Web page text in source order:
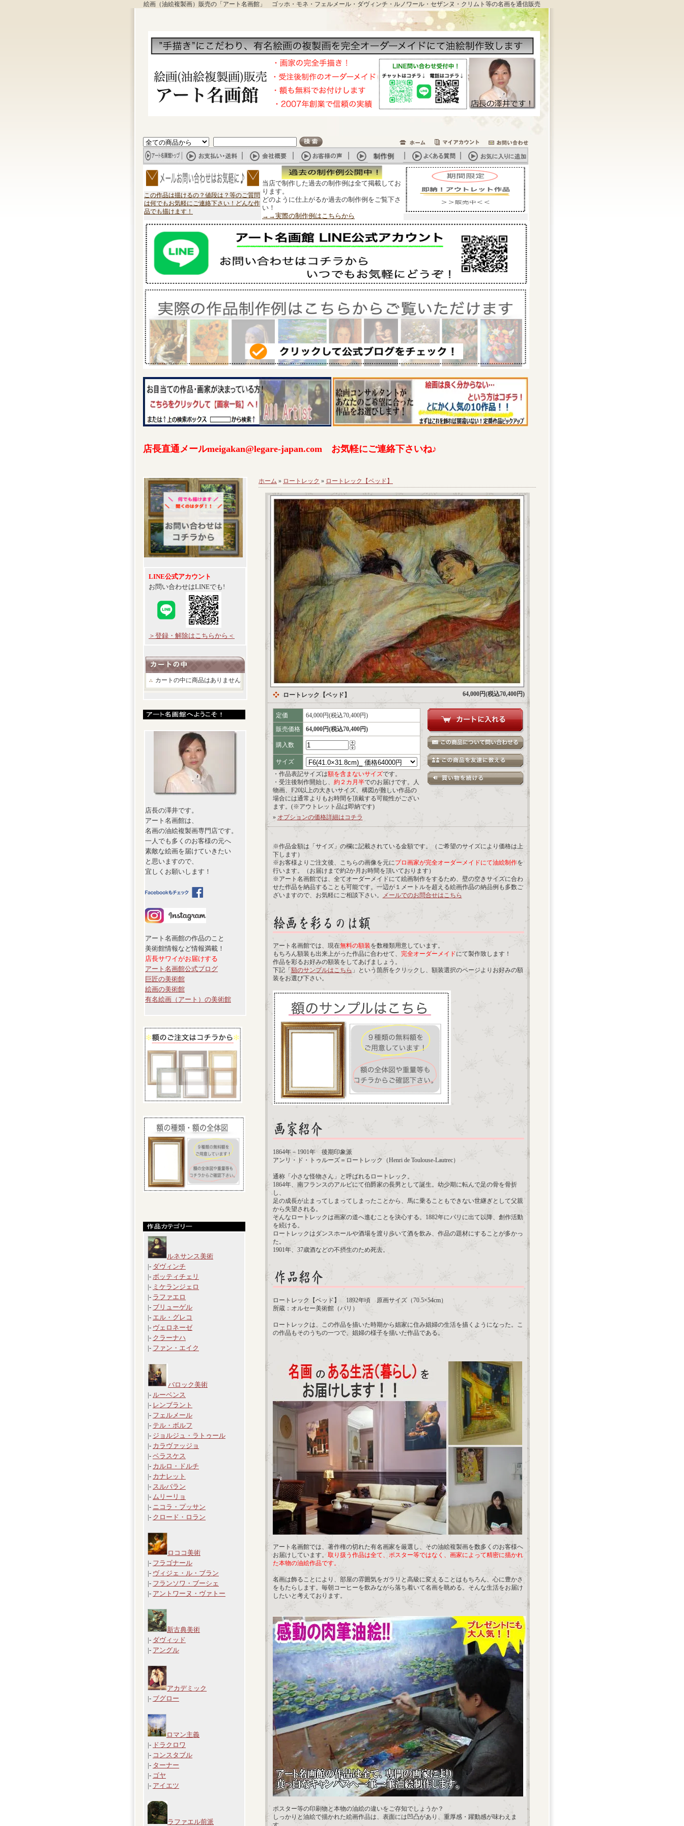
絵画（油絵複製画）販売の「アート名画館」 ゴッホ・モネ・フェルメール・ダヴィンチ・ルノワール・セザンヌ・クリムト等の名画を通信販売
この作品は描けるの？値段は？等のご質問
は何でもお気軽にご連絡下さい！どんな作
品でも描けます！
当店で制作した過去の制作例は全て掲載してお
ります。
どのように仕上がるか過去の制作例をご覧下さ
い！
→→実際の制作例はこちらから
店長直通メールmeigakan@legare-japan.com お気軽にご連絡下さいね♪
LINE公式アカウント
お問い合わせはLINEでも!
＞登録・解除はこちらから＜
カートの中に商品はありません
店長の澤井です。
アート名画館は、
名画の油絵複製画専門店です。
一人でも多くのお客様の元へ
素敵な絵画を届けていきたい
と思いますので、
宜しくお願いします！
アート名画館の作品のこと
美術館情報など情報満載！
店長サワイがお届けする
アート名画館公式ブログ
巨匠の美術館
絵画の美術館
有名絵画（アート）の美術館
ルネサンス美術
|- ダヴィンチ
|- ボッティチェリ
|- ミケランジェロ
|- ラファエロ
|- ブリューゲル
|- エル・グレコ
|- ヴェロネーゼ
|- クラーナハ
|- ファン・エイク
バロック美術
|- ルーベンス
|- レンブラント
|- フェルメール
|- テル・ボルフ
|- ジョルジュ・ラトゥール
|- カラヴァッジョ
|- ベラスケス
|- カルロ・ドルチ
|- カナレット
|- スルバラン
|- ムリーリョ
|- ニコラ・プッサン
|- クロード・ロラン
ロココ美術
|- フラゴナール
|- ヴィジェ・ル・ブラン
|- フランソワ・ブーシェ
|- アントワーヌ・ヴァトー
新古典美術
|- ダヴィッド
|- アングル
アカデミック
|- ブグロー
ロマン主義
|- ドラクロワ
|- コンスタブル
|- ターナー
|- ゴヤ
|- アイエツ
ラファエル前派
ホーム » ロートレック » ロートレック【ベッド】
ロートレック【ベッド】 64,000円(税込70,400円)
定価
64,000円(税込70,400円)
販売価格
64,000円(税込70,400円)
購入数
サイズ
・作品表記サイズは額を含まないサイズです。
・受注後制作開始し、 約２カ月半でのお届けです。人
物画、F20以上の大きいサイズ、構図が難しい作品の
場合には通常よりもお時間を頂戴する可能性がござい
ます。(※アウトレット品は即納です)
» オプションの価格詳細はコチラ
※作品金額は「サイズ」の欄に記載されている金額です。（ご希望のサイズにより価格は上
下します）
※お客様よりご注文後、こちらの画像を元にプロ画家が完全オーダーメイドにて油絵制作を
行います。（お届けまで約2か月お時間を頂いております）
※アート名画館では、全てオーダーメイドにて絵画制作をするため、壁の空きサイズに合わ
せた作品を納品することも可能です。一辺が１メートルを超える絵画作品の納品例も多数ご
ざいますので、お気軽にご相談下さい。
メールでのお問合せはこちら
アート名画館では、現在無料の額装を数種類用意しています。
もちろん額装も出来上がった作品に合わせて、 完全オーダーメイドにて製作致します！
作品を彩るお好みの額装をしてあげましょう。
下記「 額のサンプルはこちら 」という箇所をクリックし、額装選択のページよりお好みの額
装をお選び下さい。
1864年－1901年 後期印象派
アンリ・ド・トゥルーズ＝ロートレック（Henri de Toulouse-Lautrec）
通称「小さな怪物さん」と呼ばれるロートレック。
1864年、南フランスのアルビにて伯爵家の長男として誕生。幼少期に転んで足の骨を骨折
し、
足の成長が止まってしまってしまったことから、馬に乗ることもできない世継ぎとして父親
から失望される。
そんなロートレックは画家の道へ進むことを決心する。1882年にパリに出て以降、創作活動
を続ける。
ロートレックはダンスホールや酒場を渡り歩いて酒を飲み、作品の題材にすることが多かっ
た。
1901年、37歳酒などの不摂生のため死去。
ロートレック【ベッド】 1892年頃 原画サイズ（70.5×54cm）
所蔵：オルセー美術館（パリ）
ロートレックは、この作品を描いた時期から娼家に住み娼婦の生活を描くようになった。こ
の作品もそのうちの一つで、娼婦の様子を描いた作品である。
アート名画館では、著作権の切れた有名画家を厳選し、その油絵複製画を数多くのお客様へ
お届けしています。 取り扱う作品は全て、ポスター等ではなく、画家によって精密に描かれ
た本物の油絵作品です。
名画は飾ることにより、部屋の雰囲気をガラリと高級に変えることはもちろん、心に豊かさ
をもたらします。毎朝コーヒーを飲みながら落ち着いて名画を眺める。そんな生活をお届け
したいと考えております。
ポスター等の印刷物と本物の油絵の違いをご存知でしょうか？
しっかりと油絵で描かれた絵画作品は、表面には凹凸があり、重厚感・躍動感が味わえま